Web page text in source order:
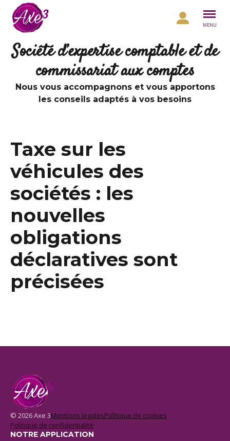
Aller au contenu
MENU
Société d’expertise comptable et de
commissariat aux comptes
Nous vous accompagnons et vous apportons
les conseils adaptés à vos besoins
Taxe sur les
véhicules des
sociétés : les
nouvelles
obligations
déclaratives sont
précisées
© 2026 Axe 3Mentions legalesPolitique de cookies
Politique de confidentialité
NOTRE APPLICATION